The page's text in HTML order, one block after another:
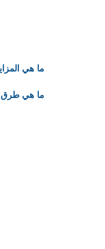
ما هي
ما هي طرق